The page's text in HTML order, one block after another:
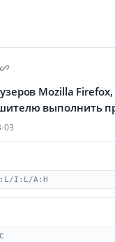
Mozilla
выполнить
03
I:L/A:H